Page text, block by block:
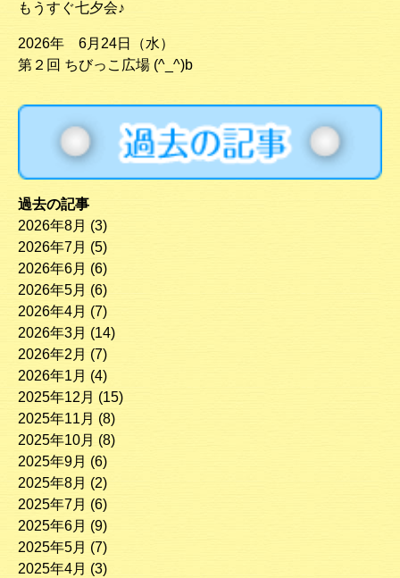
もうすぐ七夕会♪
2026年 6月24日（水）
第２回 ちびっこ広場 (^_^)b
過去の記事
2026年8月 (3)
2026年7月 (5)
2026年6月 (6)
2026年5月 (6)
2026年4月 (7)
2026年3月 (14)
2026年2月 (7)
2026年1月 (4)
2025年12月 (15)
2025年11月 (8)
2025年10月 (8)
2025年9月 (6)
2025年8月 (2)
2025年7月 (6)
2025年6月 (9)
2025年5月 (7)
2025年4月 (3)